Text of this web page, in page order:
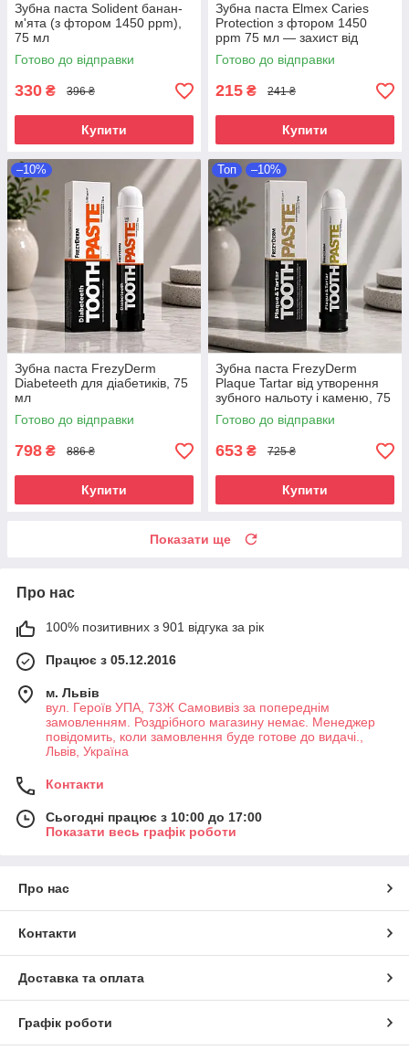
Зубна паста Solident банан-
м'ята (з фтором 1450 ppm),
75 мл
Готово до відправки
330 ₴ 396 ₴
Купити
Зубна паста Elmex Caries
Protection з фтором 1450
ppm 75 мл — захист від
карієсу та зміцнення емалі
Готово до відправки
215 ₴ 241 ₴
Купити
–10%
Зубна паста FrezyDerm
Diabeteeth для діабетиків, 75
мл
Готово до відправки
798 ₴ 886 ₴
Купити
Топ –10%
Зубна паста FrezyDerm
Plaque Tartar від утворення
зубного нальоту і каменю, 75
мл
Готово до відправки
653 ₴ 725 ₴
Купити
Показати ще
Про нас
100% позитивних з 901 відгука за рік
Працює з 05.12.2016
м. Львів
вул. Героїв УПА, 73Ж Самовивіз за попереднім
замовленням. Роздрібного магазину немає. Менеджер
повідомить, коли замовлення буде готове до видачі.,
Львів, Україна
Контакти
Сьогодні працює з 10:00 до 17:00
Показати весь графік роботи
Про нас
Контакти
Доставка та оплата
Графік роботи